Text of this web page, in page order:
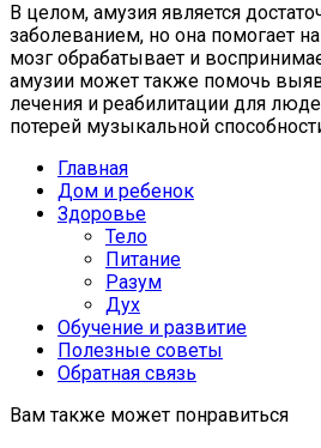
В целом, амузия является
заболеванием, но она помогает
мозг обрабатывает и
амузии может также помочь
лечения и реабилитации для
потерей музыкальной
Главная
Дом и ребенок
Здоровье
Тело
Питание
Разум
Дух
Обучение и развитие
Полезные советы
Обратная связь
Вам также может понравиться